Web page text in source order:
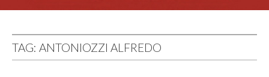
TAG: ANTONIOZZI ALFREDO